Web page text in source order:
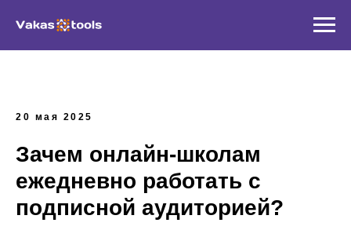
20 мая 2025
Зачем онлайн-школам
ежедневно работать с
подписной аудиторией?